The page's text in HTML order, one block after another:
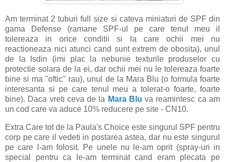
Am terminat 2 tuburi full size si cateva miniaturi de SPF din
gama Defense (ramane SPF-ul pe care tenul meu il
tolereaza in orice conditii si la care ochii mei nu
reactioneaza nici atunci cand sunt extrem de obosita), unul
de la Isdin (imi plac la nebunie texturile produselor cu
protectie solara de la ei, dar ochii mei nu le tolereaza foarte
bine si ma "oftic" rau), unul de la Mara Blu (o formula foarte
interesanta si pe care tenul meu a tolerat-o foarte, foarte
bine). Daca vreti ceva de la Mara Blu va reamintesc ca am
un cod care va aduce 10% reducere pe site - CN10.
Extra Care tot de la Paula's Choice este singurul SPF pentru
corp pe care il vedeti in postarea astea, dar nu este singurul
pe care l-am folosit. Pe unele nu le-am oprit (spray-uri in
special pentru ca le-am terminat cand eram plecata pe